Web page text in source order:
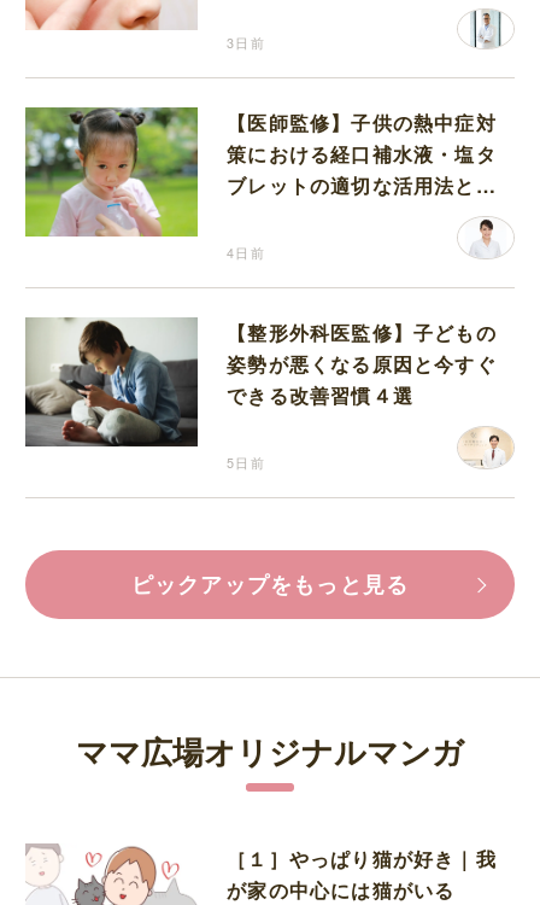
3日前
【医師監修】子供の熱中症対
策における経口補水液・塩タ
ブレットの適切な活用法と水
4日前
【整形外科医監修】子どもの
姿勢が悪くなる原因と今すぐ
できる改善習慣４選
5日前
ピックアップをもっと見る
ママ広場オリジナルマンガ
［１］やっぱり猫が好き｜我
が家の中心には猫がいる